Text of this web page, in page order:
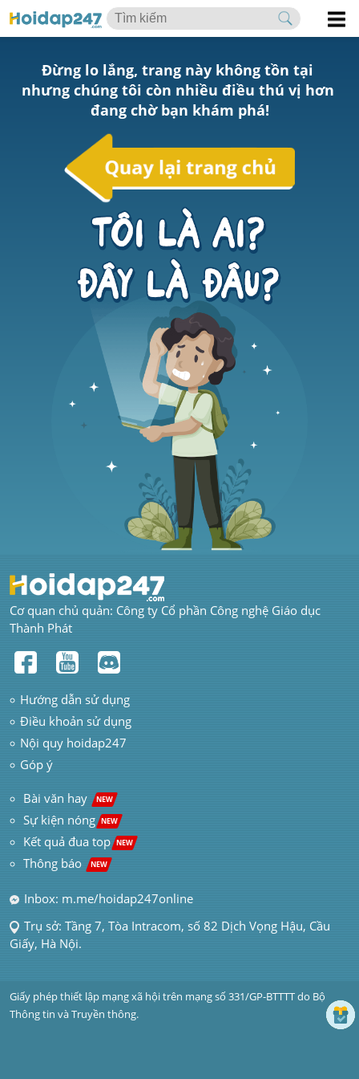
Đừng lo lắng, trang này không tồn tại
nhưng chúng tôi còn nhiều điều thú vị hơn
đang chờ bạn khám phá!
Cơ quan chủ quản: Công ty Cổ phần Công nghệ Giáo dục
Thành Phát
Hướng dẫn sử dụng
Điều khoản sử dụng
Nội quy hoidap247
Góp ý
Bài văn hay NEW
Sự kiện nóng NEW
Kết quả đua top NEW
Thông báo NEW
Inbox: m.me/hoidap247online
Trụ sở: Tầng 7, Tòa Intracom, số 82 Dịch Vọng Hậu, Cầu
Giấy, Hà Nội.
Giấy phép thiết lập mạng xã hội trên mạng số 331/GP-BTTTT do Bộ
Thông tin và Truyền thông.